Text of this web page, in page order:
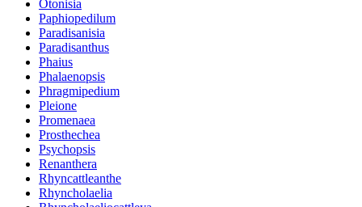
Otonisia
Paphiopedilum
Paradisanisia
Paradisanthus
Phaius
Phalaenopsis
Phragmipedium
Pleione
Promenaea
Prosthechea
Psychopsis
Renanthera
Rhyncattleanthe
Rhyncholaelia